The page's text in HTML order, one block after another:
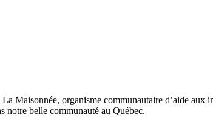
Maisonnée, organisme communautaire d’aide aux
notre belle communauté au Québec.